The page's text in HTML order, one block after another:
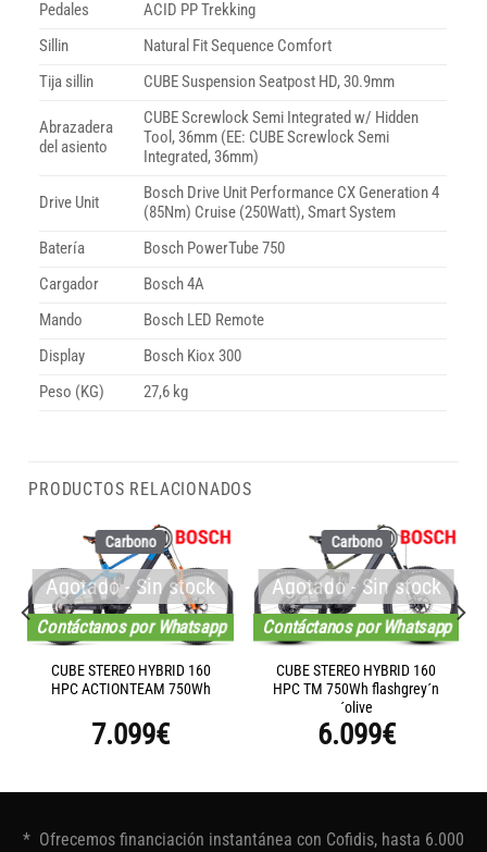
Pedales
ACID PP Trekking
Sillin
Natural Fit Sequence Comfort
Tija sillin
CUBE Suspension Seatpost HD, 30.9mm
Abrazadera
del asiento
CUBE Screwlock Semi Integrated w/ Hidden
Tool, 36mm (EE: CUBE Screwlock Semi
Integrated, 36mm)
Drive Unit
Bosch Drive Unit Performance CX Generation 4
(85Nm) Cruise (250Watt), Smart System
Batería
Bosch PowerTube 750
Cargador
Bosch 4A
Mando
Bosch LED Remote
Display
Bosch Kiox 300
Peso (KG)
27,6 kg
PRODUCTOS RELACIONADOS
Carbono
Contáctanos por Whatsapp
Agotado - Sin stock
CUBE STEREO HYBRID 160
HPC ACTIONTEAM 750Wh
7.099€
Carbono
Contáctanos por Whatsapp
Agotado - Sin stock
CUBE STEREO HYBRID 160
HPC TM 750Wh flashgrey´n
´olive
6.099€
* Ofrecemos financiación instantánea con Cofidis, hasta 6.000